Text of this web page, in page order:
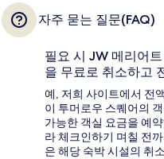
자주 묻는 질문(FAQ)
필요 시 JW 메리어
을 무료로 취소하고
예, 저희 사이트에서 전
이 투머로우 스퀘어의
가능한 객실 요금을 예
라 체크인하기 며칠 전
은 해당 숙박 시설의 취